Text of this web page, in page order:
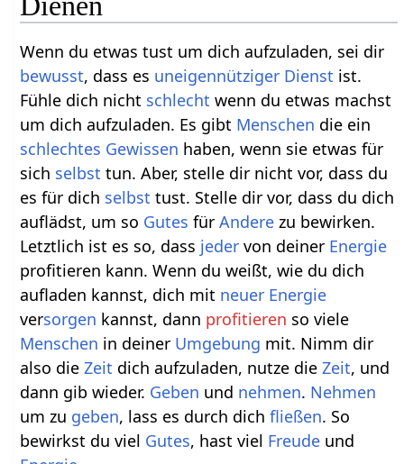
Wenn du etwas tust um dich aufzuladen, sei dir
bewusst, dass es uneigennütziger Dienst ist.
Fühle dich nicht schlecht wenn du etwas machst
um dich aufzuladen. Es gibt Menschen die ein
schlechtes Gewissen haben, wenn sie etwas für
sich selbst tun. Aber, stelle dir nicht vor, dass du
es für dich selbst tust. Stelle dir vor, dass du dich
auflädst, um so Gutes fürAndere zu bewirken.
Letztlich ist es so, dass jeder von deiner Energie
profitieren kann. Wenn du weißt, wie du dich
aufladen kannst, dich mit neuer Energie
versorgen kannst, dann profitieren so viele
Menschen in deiner Umgebung mit. Nimm dir
also dieZeit dich aufzuladen, nutze dieZeit, und
dann gib wieder. Geben und nehmen. Nehmen
um zu geben, lass es durch dichfließen. So
bewirkst du viel Gutes, hast viel Freude und